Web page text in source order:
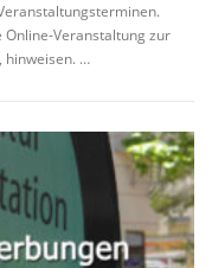
Online-Veranstaltung zur
hinweisen. …